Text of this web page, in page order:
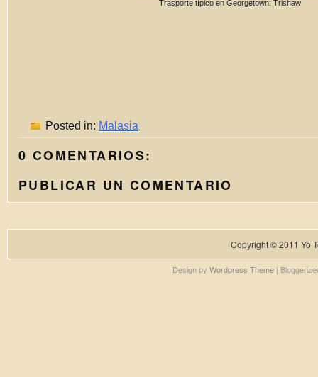
Trasporte típico en Georgetown: Trishaw
Posted in: Malasia
0 COMENTARIOS:
PUBLICAR UN COMENTARIO
Copyright © 2011 Yo
Design by Wordpress Theme|